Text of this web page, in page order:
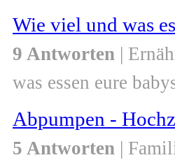
Wie viel und was
9 Antworten |
was essen eure
Abpumpen -
5 Antworten |